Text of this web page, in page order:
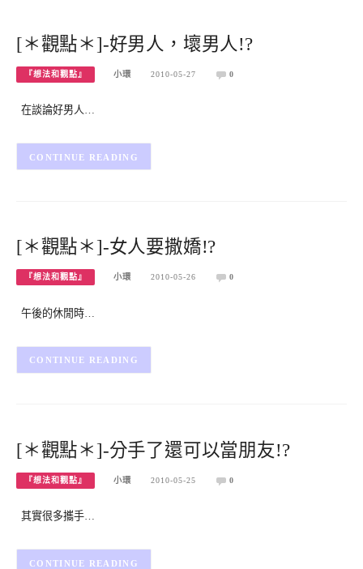
[＊觀點＊]-好男人，壞男人!?
『想法和觀點』 小環 2010-05-27 0
在談論好男人…
CONTINUE READING
[＊觀點＊]-女人要撒嬌!?
『想法和觀點』 小環 2010-05-26 0
午後的休閒時…
CONTINUE READING
[＊觀點＊]-分手了還可以當朋友!?
『想法和觀點』 小環 2010-05-25 0
其實很多攜手…
CONTINUE READING